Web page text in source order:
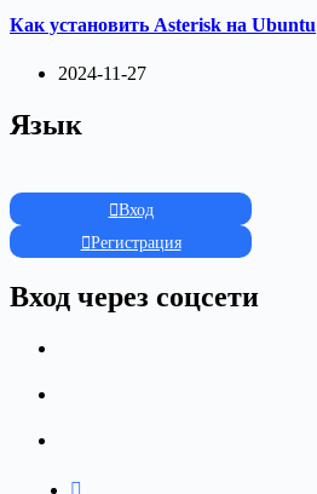
Как установить Asterisk на Ubuntu
2024-11-27
Язык
Вход
Регистрация
Вход через соцсети